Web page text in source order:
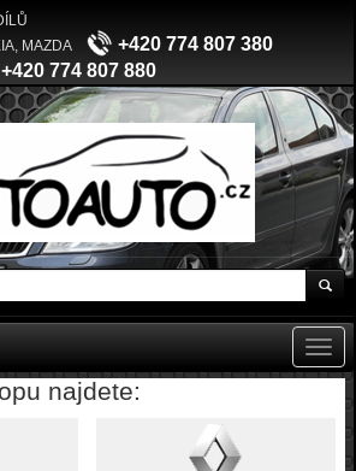
MAZDA
+420 774 807 380
+420 774 807 880
najdete: